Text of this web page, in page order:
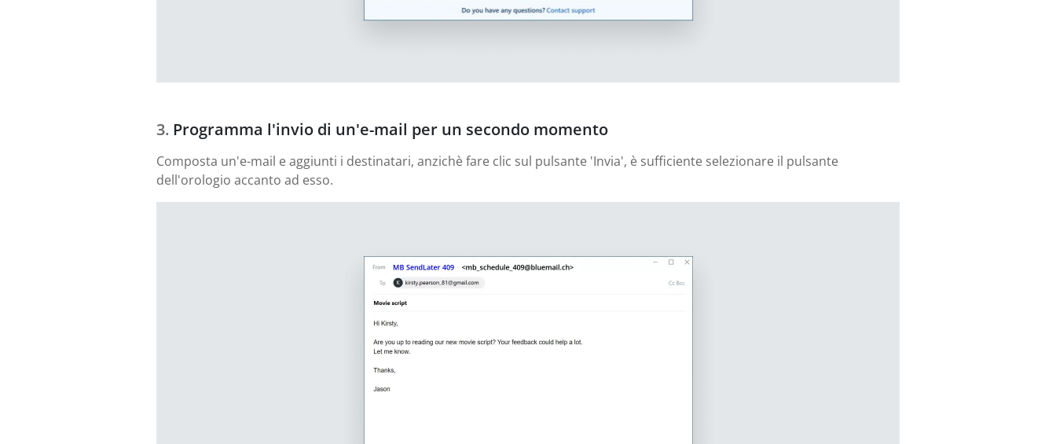
Programma l'invio di un'e-mail per un secondo momento
Composta un'e-mail e aggiunti i destinatari, anzichè fare clic sul pulsante 'Invia', è sufficiente selezionare il pulsante
dell'orologio accanto ad esso.